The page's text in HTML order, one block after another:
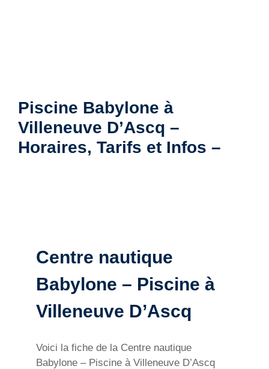
Piscine Babylone à
Villeneuve D’Ascq –
Horaires, Tarifs et Infos –
Centre nautique
Babylone – Piscine à
Villeneuve D’Ascq
Voici la fiche de la Centre nautique
Babylone – Piscine à Villeneuve D’Ascq